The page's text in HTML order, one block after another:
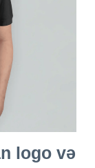
logo və